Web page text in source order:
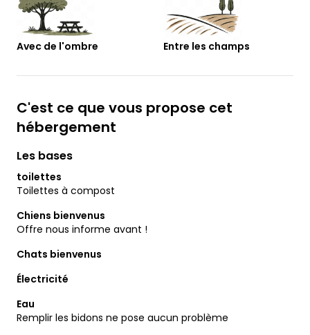
Avec de l'ombre Entre les champs
C'est ce que vous propose cet
hébergement
Les bases
toilettes
Toilettes à compost
Chiens bienvenus
Offre nous informe avant !
Chats bienvenus
Électricité
Eau
Remplir les bidons ne pose aucun problème